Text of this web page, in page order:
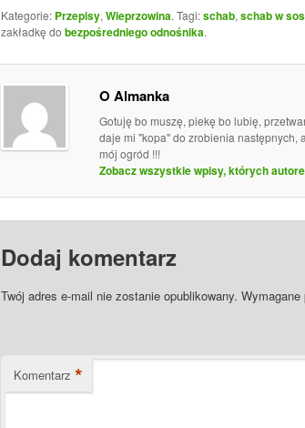
Kategorie: Przepisy, Wieprzowina. Tagi:schab, schab w
zakładkę do bezpośredniego odnośnika.
O Almanka
Gotuję bo muszę, piekę bo lubię,
daje mi "kopa" do zrobienia następnych,
mój ogród !!!
Zobacz wszystkie wpisy, których
Dodaj komentarz
Twój adres e-mail nie zostanie opublikowany.
Komentarz *